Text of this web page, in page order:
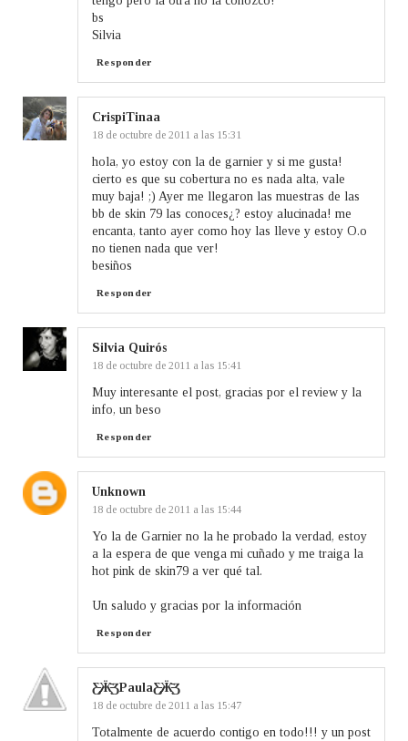
bs
Silvia
Responder
CrispiTinaa
18 de octubre de 2011 a las 15:31
hola, yo estoy con la de garnier y si me gusta!
cierto es que su cobertura no es nada alta, vale
muy baja! ;) Ayer me llegaron las muestras de las
bb de skin 79 las conoces¿? estoy alucinada! me
encanta, tanto ayer como hoy las lleve y estoy O.o
no tienen nada que ver!
besiños
Responder
Silvia Quirós
18 de octubre de 2011 a las 15:41
Muy interesante el post, gracias por el review y la
info, un beso
Responder
Unknown
18 de octubre de 2011 a las 15:44
Yo la de Garnier no la he probado la verdad, estoy
a la espera de que venga mi cuñado y me traiga la
hot pink de skin79 a ver qué tal.
Un saludo y gracias por la información
Responder
Ƹ̵̡Ӝ̵̨̄ƷPaulaƸ̵̡Ӝ̵̨̄Ʒ
18 de octubre de 2011 a las 15:47
Totalmente de acuerdo contigo en todo!!! y un post